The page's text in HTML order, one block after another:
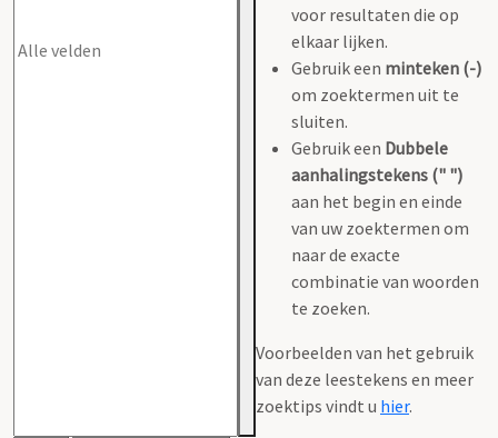
voor resultaten die op
elkaar lijken.
Gebruik een minteken (-)
om zoektermen uit te
sluiten.
Gebruik een Dubbele
aanhalingstekens (" ")
aan het begin en einde
van uw zoektermen om
naar de exacte
combinatie van woorden
te zoeken.
Voorbeelden van het gebruik
van deze leestekens en meer
zoektips vindt u hier.